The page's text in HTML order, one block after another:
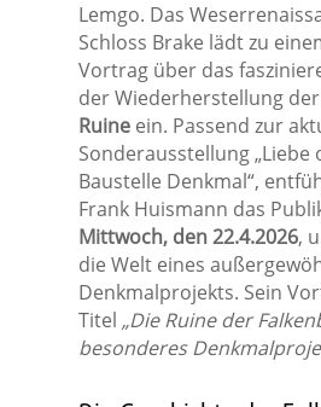
Lemgo. Das
Schloss Brake lädt zu
Vortrag über das
der Wiederherstellung der
Ruineein. Passend zur
Sonderausstellung „Liebe
Baustelle Denkmal“,
Frank Huismann das
Mittwoch, den 22.4.2026,
die Welt eines
Denkmalprojekts. Sein
Titel „Die Ruine der
besonderes